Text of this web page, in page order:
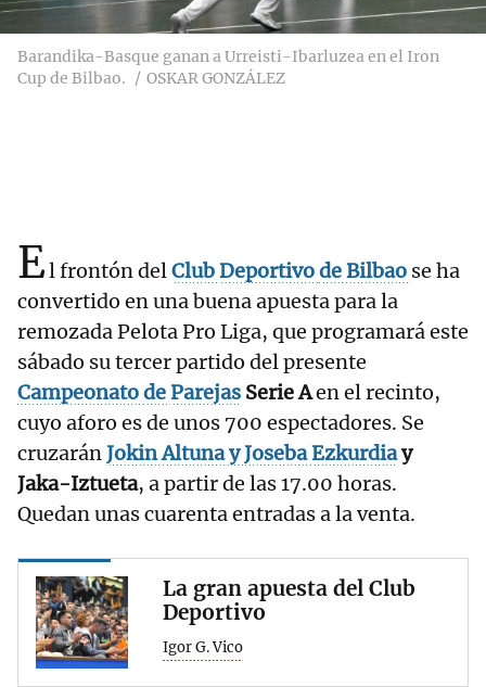
Barandika-Basque ganan a Urreisti-Ibarluzea en el Iron
Cup de Bilbao.
OSKAR GONZÁLEZ
El frontón delClubDeportivodeBilbao se ha
convertido en una buena apuesta para la
remozada Pelota Pro Liga, que programará este
sábado su tercer partido del presente
CampeonatodeParejas Serie Aen el recinto,
cuyo aforo es de unos 700 espectadores. Se
cruzaránJokinAltunayJosebaEzkurdiay
Jaka-Iztueta, a partir de las 17.00 horas.
Quedan unas cuarenta entradas a la venta.
La gran apuesta del Club
Deportivo
Igor G. Vico